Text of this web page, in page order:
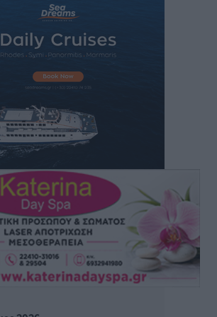
7 Αυγούστου
πριν 2 ώρες
μετά ευχαριστιών στο γήπεδο,
ώρες
του Νίκου Λαζίδη
ώρες
νωρίς μπήκαν στα βάσανα της